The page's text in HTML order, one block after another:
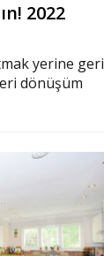
2022
yerine geri
dönüşüm